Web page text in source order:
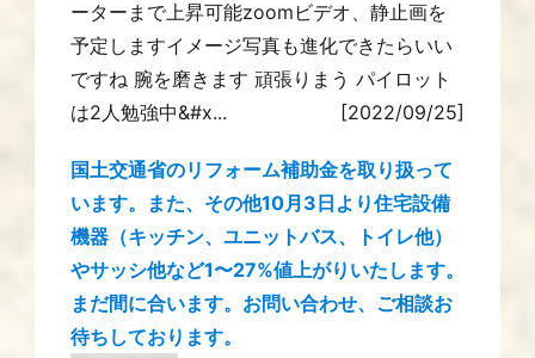
ーターまで上昇可能zoomビデオ、静止画を
予定しますイメージ写真も進化できたらいい
ですね 腕を磨きます 頑張りまう パイロット
は2人勉強中&#x...
[2022/09/25]
国土交通省のリフォーム補助金を取り扱って
います。また、その他10月3日より住宅設備
機器（キッチン、ユニットバス、トイレ他）
やサッシ他など1〜27%値上がりいたします。
まだ間に合います。お問い合わせ、ご相談お
待ちしております。